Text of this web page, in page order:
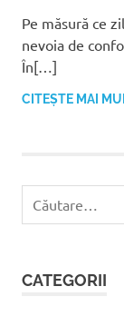
Pe măsură ce
nevoia de
În[…]
CITEȘTE MAI
ă
CATEGORII